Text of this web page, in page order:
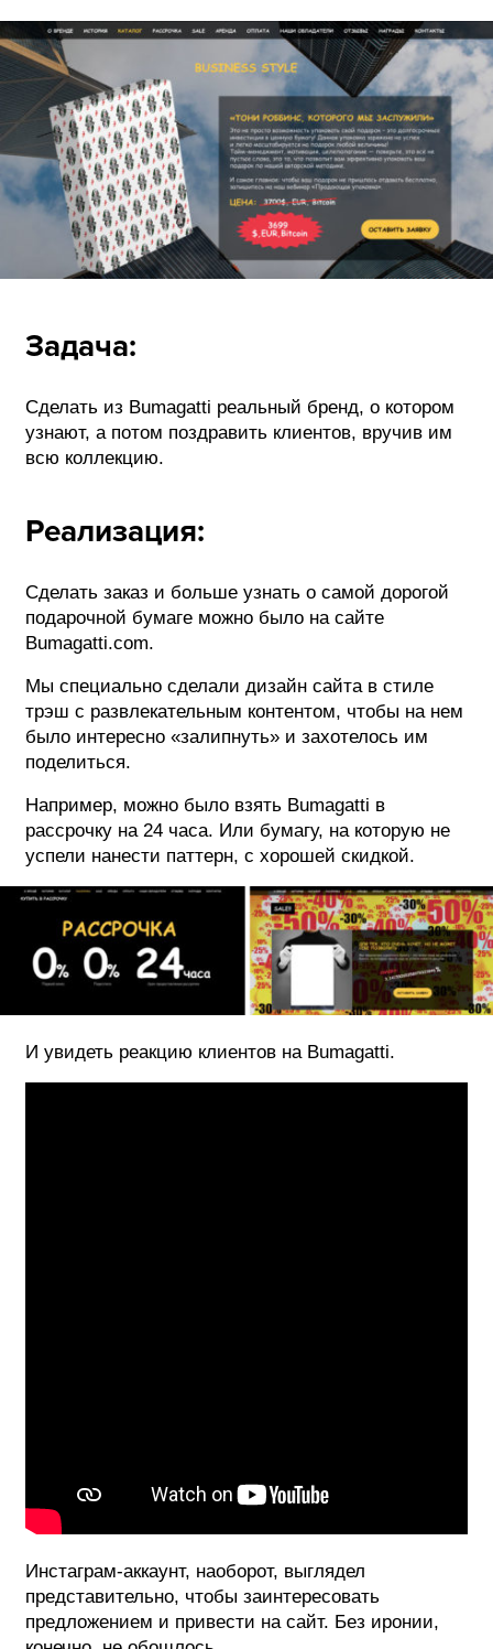
Задача:
Сделать из Bumagatti реальный бренд, о котором
узнают, а потом поздравить клиентов, вручив им
всю коллекцию.
Реализация:
Сделать заказ и больше узнать о самой дорогой
подарочной бумаге можно было на сайте
Bumagatti.com.
Мы специально сделали дизайн сайта в стиле
трэш с развлекательным контентом, чтобы на нем
было интересно «залипнуть» и захотелось им
поделиться.
Например, можно было взять Bumagatti в
рассрочку на 24 часа. Или бумагу, на которую не
успели нанести паттерн, с хорошей скидкой.
И увидеть реакцию клиентов на Bumagatti.
Инстаграм-аккаунт, наоборот, выглядел
представительно, чтобы заинтересовать
предложением и привести на сайт. Без иронии,